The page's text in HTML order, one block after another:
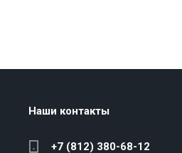
Наши контакты
+7 (812) 380-68-12